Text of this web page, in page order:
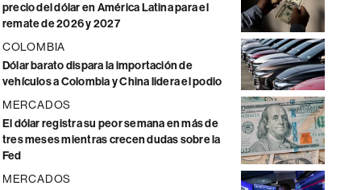
precio del dólar en América Latina para el
remate de 2026 y 2027
COLOMBIA
Dólar barato dispara la importación de
vehículos a Colombia y China lidera el podio
MERCADOS
El dólar registra su peor semana en más de
tres meses mientras crecen dudas sobre la
Fed
MERCADOS